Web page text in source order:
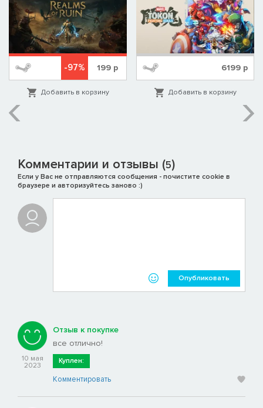
-97% 199р
Добавить в корзину
6199 р
Добавить в корзину
Комментарии и отзывы (5)
Если у Вас не отправляются сообщения - почистите cookie в
браузере и авторизуйтесь заново :)
Опубликовать
10 мая
2023
Отзыв к покупке
все отлично!
Куплен:
Комментировать